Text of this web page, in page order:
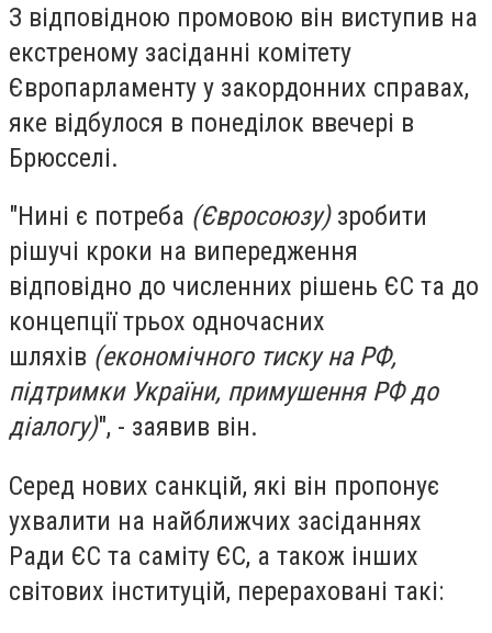
З відповідною промовою він виступив на
екстреному засіданні комітету
Європарламенту у закордонних справах,
яке відбулося в понеділок ввечері в
Брюсселі.
"Нині є потреба (Євросоюзу)зробити
рішучі кроки на випередження
відповідно до численних рішень ЄС та до
концепції трьох одночасних
шляхів (економічного тиску на РФ,
підтримки України, примушення РФ до
діалогу)", - заявив він.
Серед нових санкцій, які він пропонує
ухвалити на найближчих засіданнях
Ради ЄС та саміту ЄС, а також інших
світових інституцій, перераховані такі: